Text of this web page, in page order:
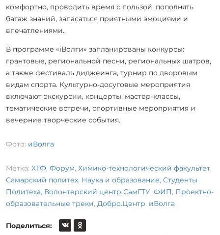
комфортно, проводить время с пользой, пополнять
багаж знаний, запасаться приятными эмоциями и
впечатлениями.
В программе «iВолги» запланированы конкурсы:
грантовые, региональной песни, региональных шатров,
а также фестиваль диджеинга, турнир по дворовым
видам спорта. Культурно-досуговые мероприятия
включают экскурсии, концерты, мастер-классы,
тематические встречи, спортивные мероприятия и
вечерние творческие события.
Фото: иВолга
Метка: ХТФ, Форум, Химико-технологический факультет,
Самарский политех, Наука и образование, Студенты
Политеха, Волонтерский центр СамГТУ, ФИП, Проектно-
образовательные треки, Добро.Центр, иВолга
Поделиться: